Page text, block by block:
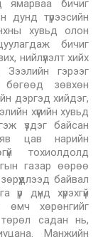
бичиг
дунд түрээсийн
хувьд олон
бичиг
нийлүүлэлт хийх
Зээлийн гэрээг
бөгөөд зөвхөн
дэргэд хийдэг,
хүүгийн хувьд
үздэг байсан
цав нарийн
тохиолдолд
газар өөрөө
байвал
дүнд хүрэхгүй
өмч хөрөнгийг
садан нь,
Манжийн